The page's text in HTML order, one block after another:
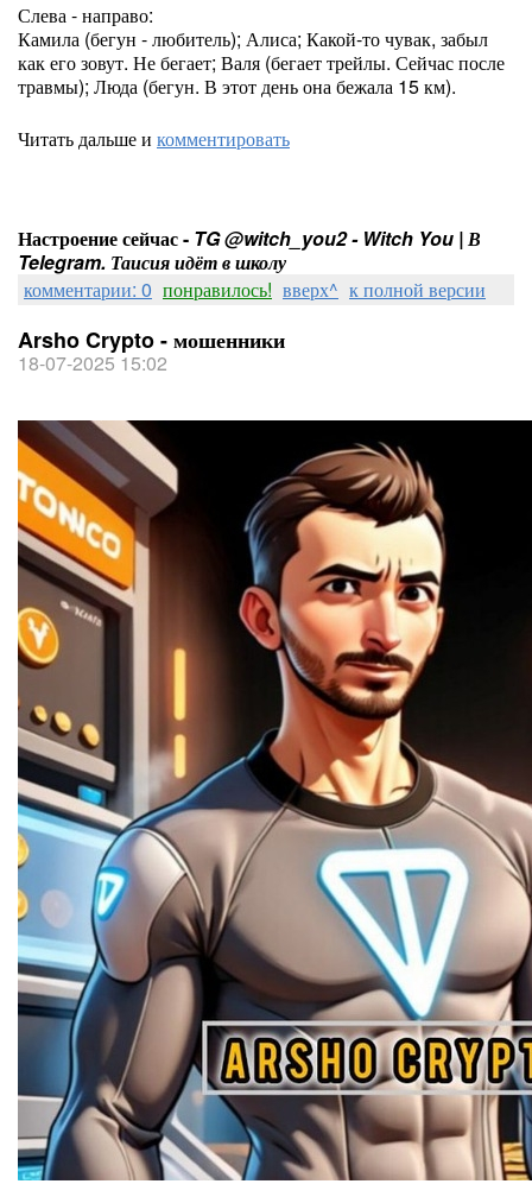
Слева - направо:
Камила (бегун - любитель); Алиса; Какой-то чувак, забыл
как его зовут. Не бегает; Валя (бегает трейлы. Сейчас после
травмы); Люда (бегун. В этот день она бежала 15 км).
Читать дальше и комментировать
Настроение сейчас - TG @witch_you2 - Witch You | В
Telegram. Таисия идёт в школу
комментарии: 0 понравилось! вверх^ к полной версии
Arsho Crypto - мошенники
18-07-2025 15:02